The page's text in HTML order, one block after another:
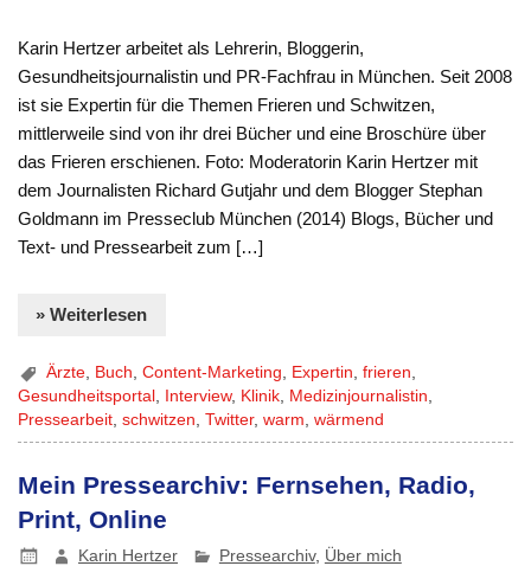
Karin Hertzer arbeitet als Lehrerin, Bloggerin,
Gesundheitsjournalistin und PR-Fachfrau in München. Seit 2008
ist sie Expertin für die Themen Frieren und Schwitzen,
mittlerweile sind von ihr drei Bücher und eine Broschüre über
das Frieren erschienen. Foto: Moderatorin Karin Hertzer mit
dem Journalisten Richard Gutjahr und dem Blogger Stephan
Goldmann im Presseclub München (2014) Blogs, Bücher und
Text- und Pressearbeit zum […]
» Weiterlesen
Ärzte, Buch,Content-Marketing, Expertin,frieren,
Gesundheitsportal , Interview, Klinik, Medizinjournalistin,
Pressearbeit,schwitzen,Twitter,warm,wärmend
Mein Pressearchiv: Fernsehen, Radio,
Print, Online
Karin Hertzer Pressearchiv, Über mich